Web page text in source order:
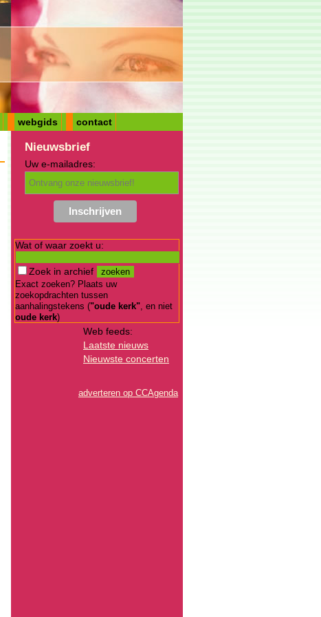
webgids contact
Nieuwsbrief
Uw e-mailadres:
Wat of waar zoekt u:
Zoek in archief
Exact zoeken? Plaats uw
zoekopdrachten tussen
aanhalingstekens ("oude kerk", en niet
oude kerk)
Web feeds:
Laatste nieuws
Nieuwste concerten
adverteren op CCAgenda